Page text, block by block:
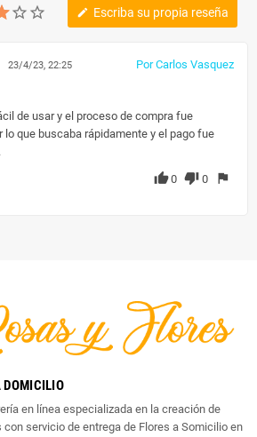
edit Escriba su propia reseña
23/4/23, 22:25
Por Carlos Vasquez
de usar y el proceso de compra fue
lo que buscaba rápidamente y el pago fue
thumb_up0 thumb_down 0 flag
DOMICILIO
en línea especializada en la creación de
servicio de entrega de Flores a Somicilio en